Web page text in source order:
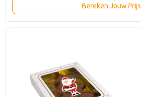
Bereken Jouw Prijs